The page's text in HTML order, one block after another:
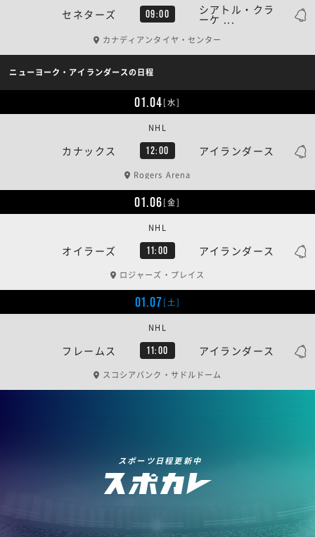
セネターズ 09:00 シアトル・クラ
ーケ ...
カナディアンタイヤ・センター
ニューヨーク・アイランダースの日程
01.04[水]
カナックス 12:00 アイランダース
NHL
Rogers Arena
01.06[金]
オイラーズ 11:00 アイランダース
NHL
ロジャーズ・プレイス
01.07[土]
フレームス 11:00 アイランダース
NHL
スコシアバンク・サドルドーム
スポーツ日程更新中